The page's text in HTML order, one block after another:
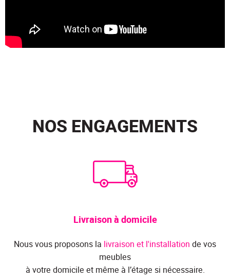
NOS ENGAGEMENTS
Livraison à domicile
Nous vous proposons la livraison et l'installation de vos
meubles
à votre domicile et même à l’étage si nécessaire.